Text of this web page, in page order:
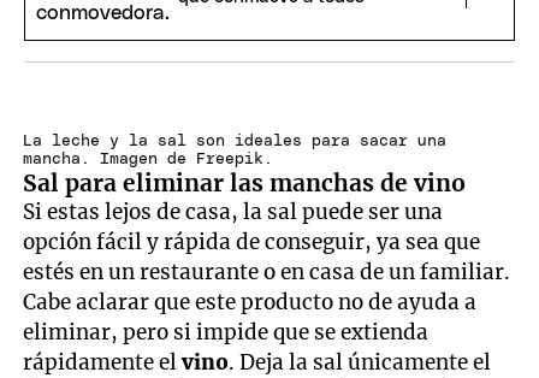
La leche y la sal son ideales para sacar una
mancha. Imagen de Freepik.
Sal para eliminar las manchas de vino
Si estas lejos de casa, la sal puede ser una
opción fácil y rápida de conseguir, ya sea que
estés en un restaurante o en casa de un familiar.
Cabe aclarar que este producto no de ayuda a
eliminar, pero si impide que se extienda
rápidamente elvino. Deja la sal únicamente el